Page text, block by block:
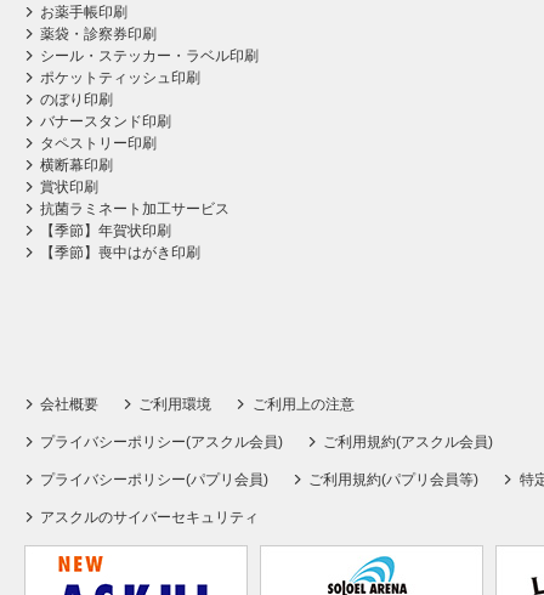
お薬手帳印刷
薬袋・診察券印刷
シール・ステッカー・ラベル印刷
ポケットティッシュ印刷
のぼり印刷
バナースタンド印刷
タペストリー印刷
横断幕印刷
賞状印刷
抗菌ラミネート加工サービス
【季節】年賀状印刷
【季節】喪中はがき印刷
会社概要 ご利用環境 ご利用上の注意
プライバシーポリシー(アスクル会員) ご利用規約(アスクル会員)
プライバシーポリシー(パプリ会員) ご利用規約(パプリ会員等) 特
アスクルのサイバーセキュリティ